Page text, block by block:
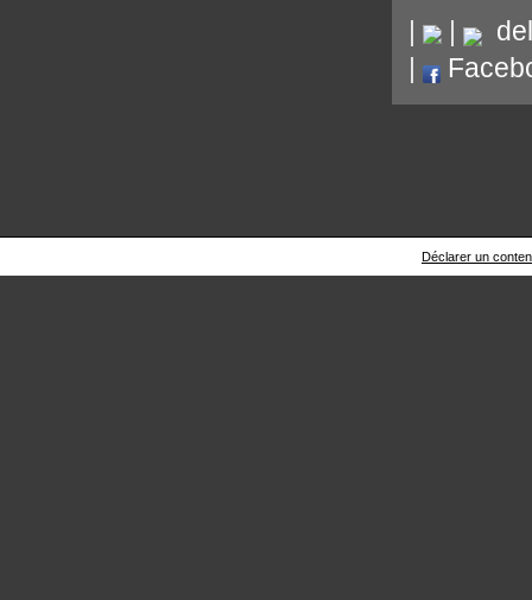
|
|
|
Déclarer un